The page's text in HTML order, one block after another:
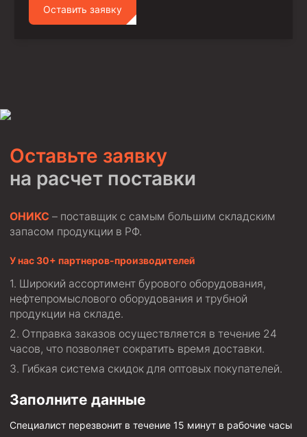
Оставить заявку
Оставьте заявку
на расчет поставки
ОНИКС – поставщик с самым большим складским
запасом продукции в РФ.
У нас 30+ партнеров-производителей
Широкий ассортимент бурового оборудования,
нефтепромыслового оборудования и трубной
продукции на складе.
Отправка заказов осуществляется в течение 24
часов, что позволяет сократить время доставки.
Гибкая система скидок для оптовых покупателей.
Заполните данные
Специалист перезвонит в течение 15 минут в рабочие часы